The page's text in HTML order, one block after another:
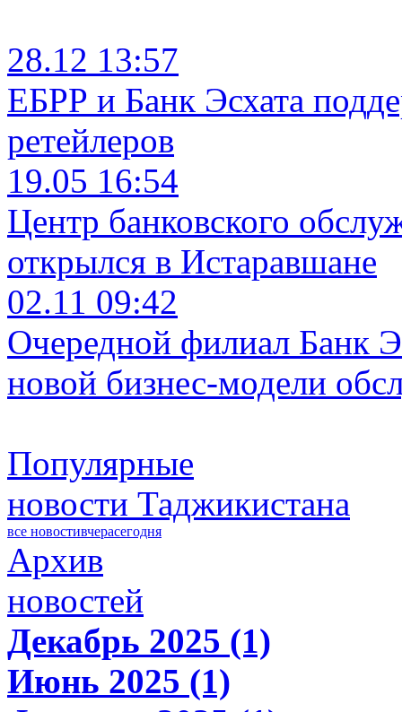
28.12 13:57
ЕБРР и Банк Эсхата
ретейлеров
19.05 16:54
Центр банковского
открылся в Истаравшане
02.11 09:42
Очередной филиал Банк
новой бизнес-модели
Популярные
новости Таджикистана
все новостивчерасегодня
Архив
новостей
Декабрь 2025 (1)
Июнь 2025 (1)